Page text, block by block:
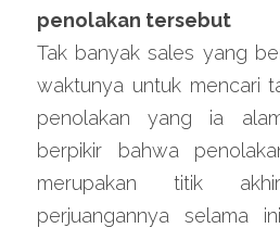
penolakan tersebut
Tak banyak sales yang
waktunya untuk mencari
penolakan yang ia
berpikir bahwa
merupakan titik
perjuangannya selama